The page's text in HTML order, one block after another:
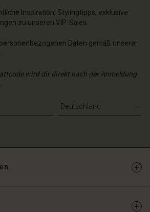
Inspiration, Stylingtipps, exklusive
zu unseren VIP-Sales.
Daten gemäß unserer
.
wird dir direkt nach der Anmeldung